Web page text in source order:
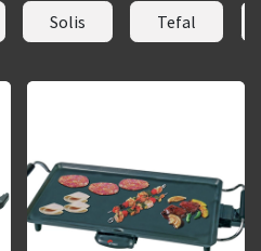
Solis Tefal